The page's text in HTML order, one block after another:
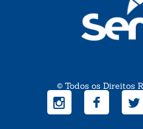
© Todos os Direitos